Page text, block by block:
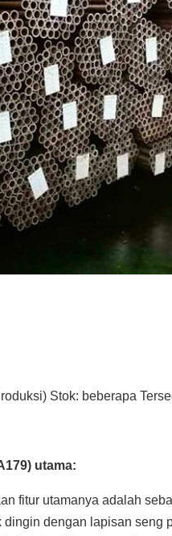
Stok: beberapa
utama:
fitur utamanya adalah
dengan lapisan